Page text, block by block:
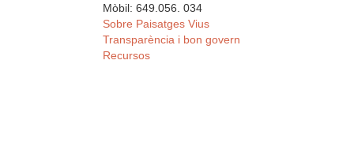
Mòbil: 649.056. 034
Sobre Paisatges Vius
Transparència i bon govern
Recursos